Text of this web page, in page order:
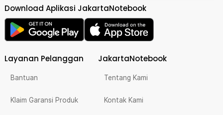
Download Aplikasi JakartaNotebook
Layanan Pelanggan
Bantuan
Klaim Garansi Produk
JakartaNotebook
Tentang Kami
Kontak Kami